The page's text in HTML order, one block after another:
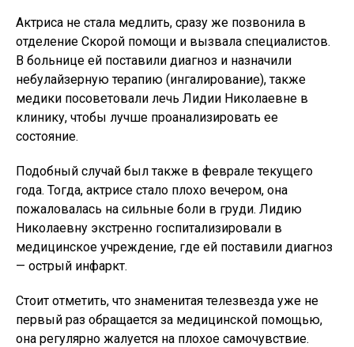
Актриса не стала медлить, сразу же позвонила в
отделение Скорой помощи и вызвала специалистов.
В больнице ей поставили диагноз и назначили
небулайзерную терапию (ингалирование), также
медики посоветовали лечь Лидии Николаевне в
клинику, чтобы лучше проанализировать ее
состояние.
Подобный случай был также в феврале текущего
года. Тогда, актрисе стало плохо вечером, она
пожаловалась на сильные боли в груди. Лидию
Николаевну экстренно госпитализировали в
медицинское учреждение, где ей поставили диагноз
— острый инфаркт.
Стоит отметить, что знаменитая телезвезда уже не
первый раз обращается за медицинской помощью,
она регулярно жалуется на плохое самочувствие.